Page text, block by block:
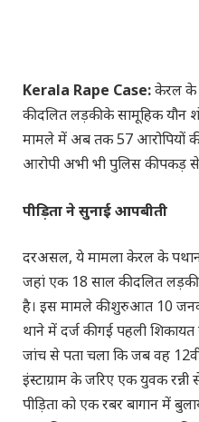
Kerala Rape Case:केरल के
की दलित लड़की के सामूहिक यौन
मामले में अब तक 57 आरोपियों की
आरोपी अभी भी पुलिस की पकड़ से
पीड़िता ने सुनाई आपबीती
दरअसल, ये मामला केरल के
जहां एक 18 साल की दलित
है। इस मामले की शुरुआत 10
थाने में दर्ज की गई पहली
जांच से पता चला कि जब वह
इंस्टाग्राम के जरिए एक युवक
पीड़िता को एक रबर बागान में